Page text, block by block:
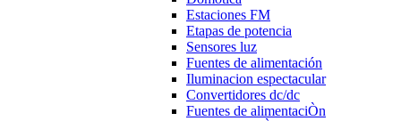
Estaciones FM
Etapas de potencia
Sensores luz
Fuentes de alimentación
Iluminacion espectacular
Convertidores dc/dc
Fuentes de alimentaciÒn